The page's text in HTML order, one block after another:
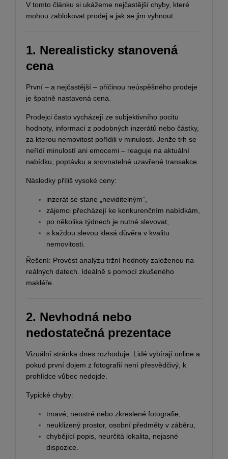
V tomto článku si ukážeme nejčastější chyby, které
mohou zablokovat prodej a jak se jim vyhnout.
1. Nerealisticky stanovená
cena
První – a nejčastější – příčinou neúspěšného prodeje
je špatně nastavená cena.
Prodejci často vycházejí ze subjektivního pocitu
hodnoty, informací z podobných inzerátů nebo částky,
za kterou nemovitost pořídili v minulosti. Jenže trh se
neřídí minulostí ani emocemi – reaguje na aktuální
nabídku, poptávku a srovnatelné uzavřené transakce.
Následky příliš vysoké ceny:
inzerát se stane „neviditelným“,
zájemci přecházejí ke konkurenčním nabídkám,
po několika týdnech je nutné slevovat,
s každou slevou klesá důvěra v kvalitu
nemovitosti.
Řešení: Provést analýzu tržní hodnoty založenou na
reálných datech. Ideálně s pomocí zkušeného
makléře.
2. Nevhodná nebo
nedostatečná prezentace
Vizuální stránka dnes rozhoduje. Lidé vybírají online a
pokud první dojem z fotografií není přesvědčivý, k
prohlídce vůbec nedojde.
Typické chyby:
tmavé, neostré nebo zkreslené fotografie,
neuklizený prostor, osobní předměty v záběru,
chybějící popis, neurčitá lokalita, nejasné
dispozice.